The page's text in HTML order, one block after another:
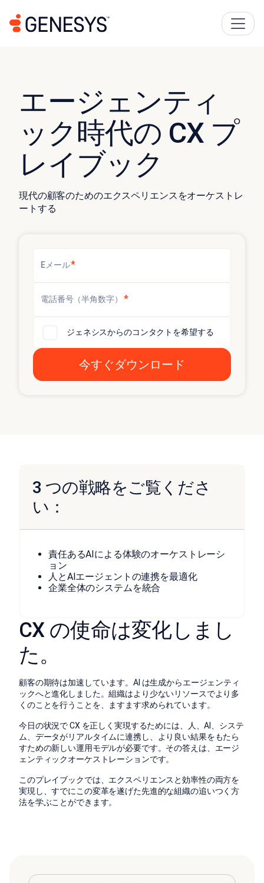
エージェンティ
ック時代の CX プ
レイブック
現代の顧客のためのエクスペリエンスをオーケストレ
ートする
Eメール*
電話番号（半角数字） *
ジェネシスからのコンタクトを希望する
CX の使命は変化しまし
た。
顧客の期待は加速しています。AI は生成からエージェンティ
ックへと進化しました。組織はより少ないリソースでより多
くのことを行うことを、ますます求められています。
今日の状況で CX を正しく実現するためには、人、AI、システ
ム、データがリアルタイムに連携し、より良い結果をもたら
すための新しい運用モデルが必要です。その答えは、エージ
ェンティックオーケストレーションです。
このプレイブックでは、エクスペリエンスと効率性の両方を
実現し、すでにこの変革を遂げた先進的な組織の追いつく方
法を学ぶことができます。
3 つの戦略をご覧くださ
い：
責任あるAIによる体験のオーケストレーシ
ョン
人とAIエージェントの連携を最適化
企業全体のシステムを統合